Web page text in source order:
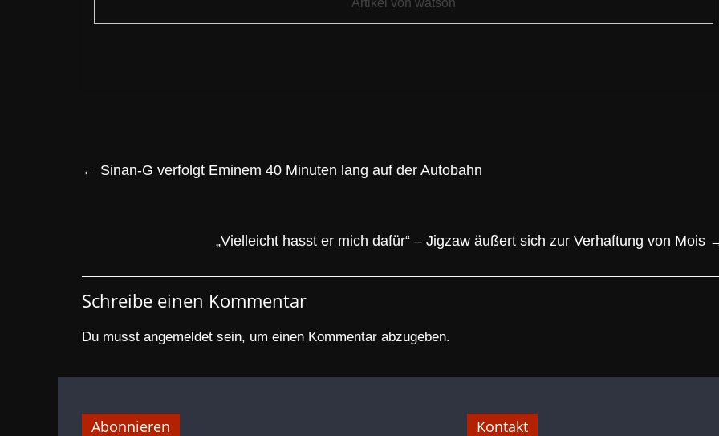
Artikel von watson
← Sinan-G verfolgt Eminem 40 Minuten lang auf der Autobahn
„Vielleicht hasst er mich dafür“ – Jigzaw äußert sich zur Verhaftung von Mois
Schreibe einen Kommentar
Du musst angemeldet sein, um einen Kommentar abzugeben.
Abonnieren Kontakt